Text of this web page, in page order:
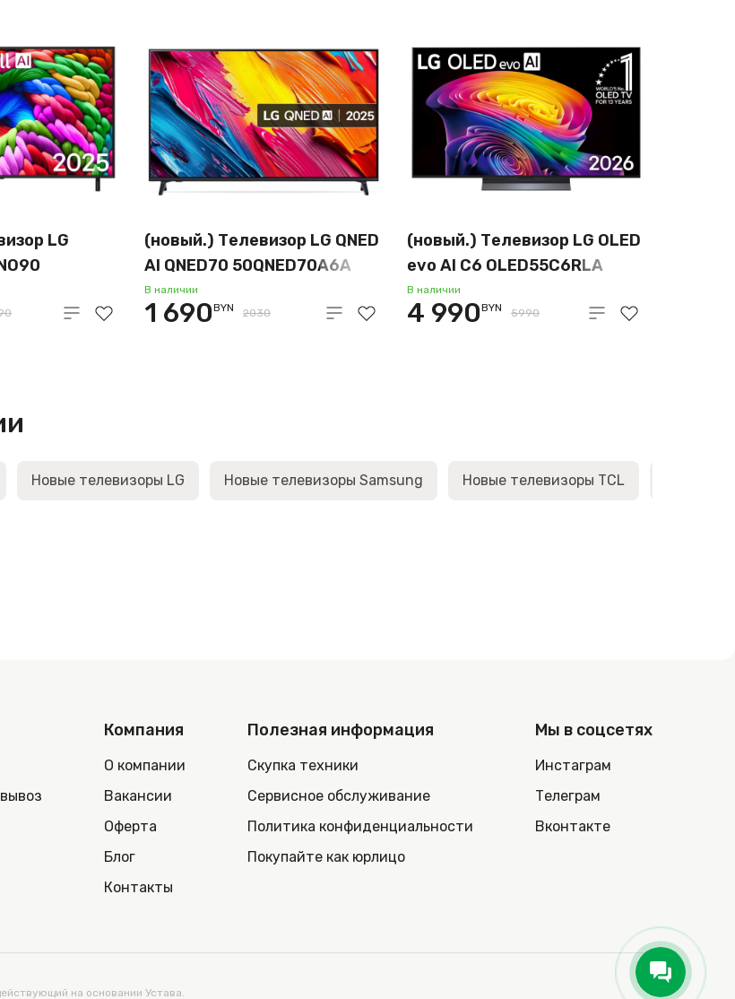
LG
(новый.) Телевизор LG QNED
AI QNED70 50QNED70A6A
В наличии
1 690BYN 2030
(новый.) Телевизор LG OLED
evo AI C6 OLED55C6RLA
В наличии
4 990BYN 5990
Новые телевизоры LG Новые телевизоры Samsung Новые телевизоры TCL
Компания
О компании
Вакансии
Оферта
Блог
Контакты
Полезная информация
Скупка техники
Сервисное обслуживание
Политика конфиденциальности
Покупайте как юрлицо
Мы в соцсетях
Инстаграм
Телеграм
Вконтакте
на основании Устава.